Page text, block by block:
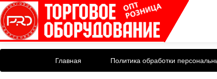
Главная Политика обработки